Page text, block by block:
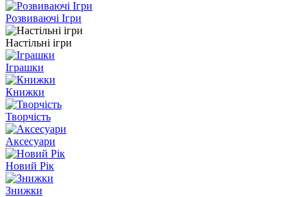
Розвиваючі Ігри
Настільні ігри
Іграшки
Книжки
Творчість
Аксесуари
Новий Рік
Знижки